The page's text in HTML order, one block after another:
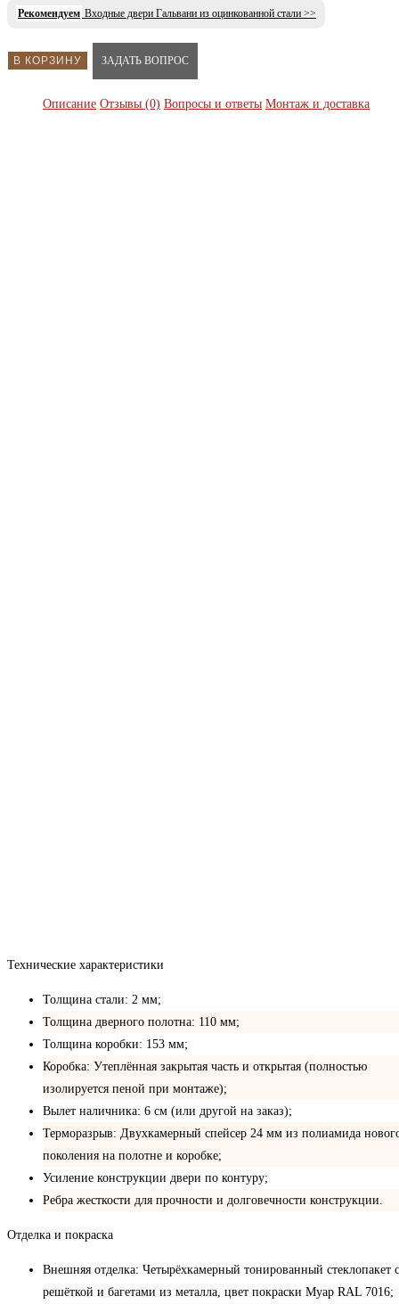
Рекомендуем Входные двери Гальвани из оцинкованной стали >>
В КОРЗИНУ ЗАДАТЬ ВОПРОС
Описание Отзывы (0) Вопросы и ответы Монтаж и доставка
Технические характеристики
Толщина стали: 2 мм;
Толщина дверного полотна: 110 мм;
Толщина коробки: 153 мм;
Коробка: Утеплённая закрытая часть и открытая (полностью
изолируется пеной при монтаже);
Вылет наличника: 6 см (или другой на заказ);
Терморазрыв: Двухкамерный спейсер 24 мм из полиамида
поколения на полотне и коробке;
Усиление конструкции двери по контуру;
Ребра жесткости для прочности и долговечности конструкции.
Отделка и покраска
Внешняя отделка: Четырёхкамерный тонированный стеклопакет с
решёткой и багетами из металла, цвет покраски Муар RAL 7016;